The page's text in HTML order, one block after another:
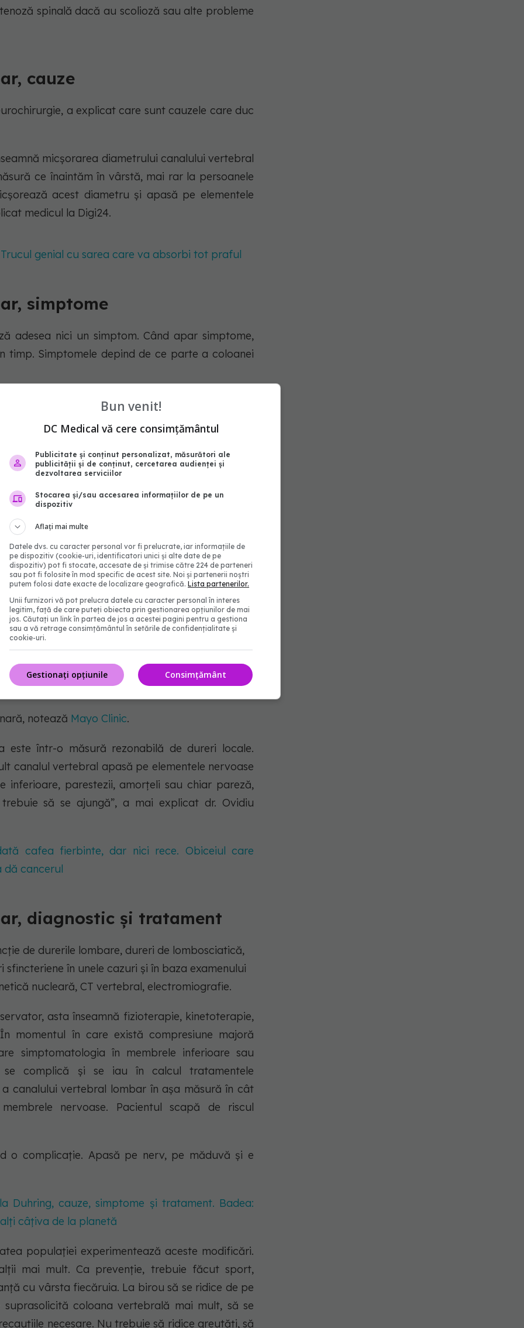
spinală dacă au scolioză sau alte probleme
cauze
a explicat care sunt cauzele care duc
micșorarea diametrului canalului vertebral
ce înaintăm în vârstă, mai rar la persoanele
acest diametru și apasă pe elementele
medicul la Digi24.
genial cu sarea care va absorbi tot praful
simptome
adesea nici un simptom. Când apar simptome,
timp. Simptomele depind de ce parte a coloanei
a spatelui poate provoca dureri sau
lucru se întâmplă atunci când stai mult timp
atunci când vă aplecați înainte sau stați.
spate.
următoarele simptome la nivelul gâtului:
picior, picior sau braț
notează Mayo Clinic.
este într-o măsură rezonabilă de dureri locale.
canalul vertebral apasă pe elementele nervoase
parestezii, amorțeli sau chiar pareză,
să se ajungă”, a mai explicat dr. Ovidiu
cafea fierbinte, dar nici rece. Obiceiul care
dă cancerul
diagnostic și tratament
de durerile lombare, dureri de lombosciatică,
în unele cazuri și în baza examenului
nucleară, CT vertebral, electromiografie.
asta înseamnă fizioterapie, kinetoterapie,
momentul în care există compresiune majoră
simptomatologia în membrele inferioare sau
se complică și se iau în calcul tratamentele
canalului vertebral lombar în așa măsură în cât
nervoase. Pacientul scapă de riscul
o complicație. Apasă pe nerv, pe măduvă și e
Duhring, cauze, simptome și tratament. Badea:
câțiva de la planetă
populației experimentează aceste modificări.
mai mult. Ca prevenție, trebuie făcut sport,
cu vârsta fiecăruia. La birou să se ridice de pe
coloana vertebrală mai mult, să se
necesare. Nu trebuie să ridice greutăți, să
Bun venit!
DC Medical vă cere consimțământul
Publicitate și conținut personalizat, măsurători ale
publicității și de conținut, cercetarea audienței și
dezvoltarea serviciilor
Stocarea și/sau accesarea informațiilor de pe un
dispozitiv
Aflați mai multe
Datele dvs. cu caracter personal vor fi prelucrate, iar informațiile de
pe dispozitiv (cookie-uri, identificatori unici și alte date de pe
dispozitiv) pot fi stocate, accesate de și trimise către 224 de parteneri
sau pot fi folosite în mod specific de acest site. Noi și partenerii noștri
putem folosi date exacte de localizare geografică. Lista partenerilor.
Unii furnizori vă pot prelucra datele cu caracter personal în interes
legitim, față de care puteți obiecta prin gestionarea opțiunilor de mai
jos. Căutați un link în partea de jos a acestei pagini pentru a gestiona
sau a vă retrage consimțământul în setările de confidențialitate și
cookie-uri.
Consimțământ
Gestionați opțiunile